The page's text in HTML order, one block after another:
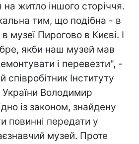
житло іншого сторіччя.
тим, що подібна - в
в музеї Пирогово в Києві. І
якби наш музей мав
і перевезти", -
співробітник Інституту
України Володимир
із законом, знайдену
повинні передати у
музей. Проте